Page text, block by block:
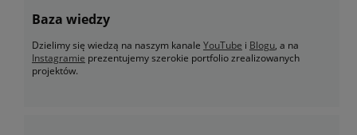
Baza wiedzy
Dzielimy się wiedzą na naszym kanale YouTube i Blogu, a na
Instagramie prezentujemy szerokie portfolio zrealizowanych
projektów.